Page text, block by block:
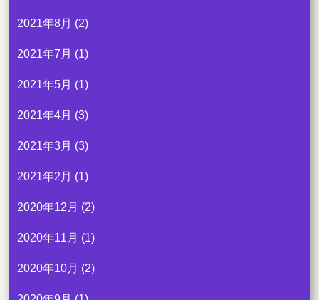
2021年8月 (2)
2021年7月 (1)
2021年5月 (1)
2021年4月 (3)
2021年3月 (3)
2021年2月 (1)
2020年12月 (2)
2020年11月 (1)
2020年10月 (2)